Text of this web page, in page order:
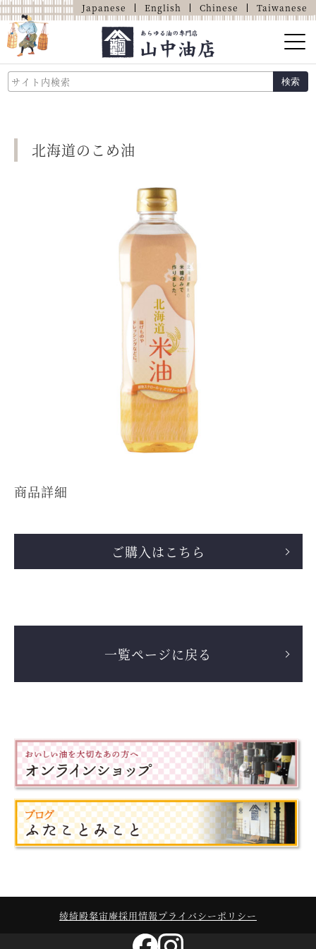
Japanese English Chinese Taiwanese
検索
山中油店的介绍
商品介绍北海道のこめ油
商品詳細
ご購入はこちら
一覧ページに戻る
綾綺殿粲宙庵採用情報 プライバシーポリシー